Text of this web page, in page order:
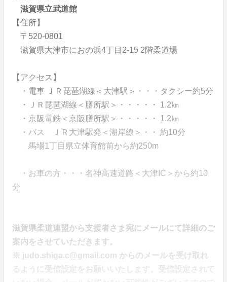
滋賀県立武道館
【住所】
〒520-0801
滋賀県大津市におの浜4丁目2-15 2階柔道場
【アクセス】
・電車 ＪＲ琵琶湖線＜大津駅＞・・・タクシー約5分
・ＪＲ琵琶湖線＜膳所駅＞・・・・・ 1.2㎞
・京阪電鉄＜京阪膳所駅＞・・・・・ 1.2㎞
・バス ＪＲ大津駅発＜湖岸線＞・・ 約10分
馬場1丁目県立体育館前から約250m
・お車の方・・・名神高速道路＜大津IC＞から約10
分
滋賀県柔道連盟から支援者さま宛にメールにて詳細のご
案内をさせていただきます。
※ judo.shiga.c@gmail.com からのメールを受け取れ
るように受信設定をお願いいたします。受信設定されて